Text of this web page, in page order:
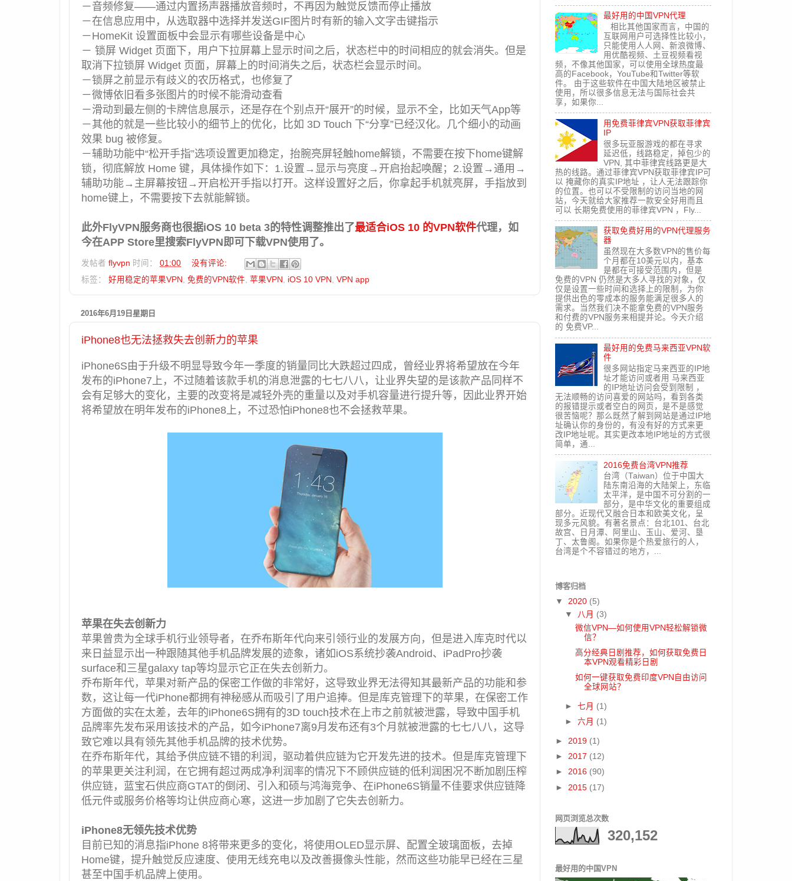
－音频修复——通过内置扬声器播放音频时，不再因为触觉反馈而停止播放
－在信息应用中，从选取器中选择并发送GIF图片时有新的输入文字击键指示
－HomeKit 设置面板中会显示有哪些设备是中心
－ 锁屏 Widget 页面下，用户下拉屏幕上显示时间之后，状态栏中的时间相应的就会消失。但是
取消下拉锁屏 Widget 页面，屏幕上的时间消失之后，状态栏会显示时间。
－锁屏之前显示有歧义的农历格式，也修复了
－微博依旧看多张图片的时候不能滑动查看
－滑动到最左侧的卡牌信息展示，还是存在个别点开“展开”的时候，显示不全，比如天气App等
－其他的就是一些比较小的细节上的优化，比如 3D Touch 下“分享”已经汉化。几个细小的动画
效果 bug 被修复。
－辅助功能中“松开手指”选项设置更加稳定，抬腕亮屏轻触home解锁，不需要在按下home键解
锁，彻底解放 Home 键，具体操作如下：1.设置→显示与亮度→开启抬起唤醒；2.设置→通用→
辅助功能→主屏幕按钮→开启松开手指以打开。这样设置好之后，你拿起手机就亮屏，手指放到
home键上，不需要按下去就能解锁。
此外FlyVPN服务商也很据iOS 10 beta 3的特性调整推出了最适合iOS 10 的VPN软件代理，如
今在APP Store里搜索FlyVPN即可下载VPN使用了。
发帖者 flyvpn 时间： 01:00
没有评论:
标签： 好用稳定的苹果VPN 免费的VPN软件 苹果VPN iOS 10 VPN VPN app
2016年6月19日星期日
iPhone8也无法拯救失去创新力的苹果
iPhone6S由于升级不明显导致今年一季度的销量同比大跌超过四成，曾经业界将希望放在今年
发布的iPhone7上，不过随着该款手机的消息泄露的七七八八，让业界失望的是该款产品同样不
会有足够大的变化，主要的改变将是减轻外壳的重量以及对手机容量进行提升等，因此业界开始
将希望放在明年发布的iPhone8上，不过恐怕iPhone8也不会拯救苹果。
苹果在失去创新力
苹果曾贵为全球手机行业领导者，在乔布斯年代向来引领行业的发展方向，但是进入库克时代以
来日益显示出一种跟随其他手机品牌发展的迹象，诸如iOS系统抄袭Android、iPadPro抄袭
surface和三星galaxy tap等均显示它正在失去创新力。
乔布斯年代，苹果对新产品的保密工作做的非常好，这导致业界无法得知其最新产品的功能和参
数，这让每一代iPhone都拥有神秘感从而吸引了用户追捧。但是库克管理下的苹果，在保密工作
方面做的实在太差，去年的iPhone6S拥有的3D touch技术在上市之前就被泄露，导致中国手机
品牌率先发布采用该技术的产品，如今iPhone7离9月发布还有3个月就被泄露的七七八八，这导
致它难以具有领先其他手机品牌的技术优势。
在乔布斯年代，其给予供应链不错的利润，驱动着供应链为它开发先进的技术。但是库克管理下
的苹果更关注利润，在它拥有超过两成净利润率的情况下不顾供应链的低利润困况不断加剧压榨
供应链，蓝宝石供应商GTAT的倒闭、引入和硕与鸿海竞争、在iPhone6S销量不佳要求供应链降
低元件或服务价格等均让供应商心寒，这进一步加剧了它失去创新力。
iPhone8无领先技术优势
目前已知的消息指iPhone 8将带来更多的变化，将使用OLED显示屏、配置全玻璃面板，去掉
Home键，提升触觉反应速度、使用无线充电以及改善摄像头性能，然而这些功能早已经在三星
甚至中国手机品牌上使用。
最好用的中国VPN代理
相比其他国家而言，中国的
互联网用户可选择性比较小，
只能使用人人网、新浪微博、
用优酷视频、土豆视频看视
频，不像其他国家，可以使用全球热度最
高的Facebook，YouTube和Twitter等软
件。 由于这些软件在中国大陆地区被禁止
使用，所以很多信息无法与国际社会共
享，如果你...
用免费菲律宾VPN获取菲律宾
IP
很多玩亚服游戏的都在寻求
延迟低，线路稳定，掉包少的
VPN, 其中菲律宾线路更是大
热的线路。通过菲律宾VPN获取菲律宾IP可
以 掩藏你的真实IP地址 ，让人无法跟踪你
的位置。也可以不受限制的访问当地的网
站，今天就给大家推荐一款安全好用而且
可以 长期免费使用的菲律宾VPN ，Fly...
获取免费好用的VPN代理服务
器
虽然现在大多数VPN的售价每
个月都在10美元以内，基本
是都在可接受范围内，但是
免费的VPN 仍然是大多人寻找的对象，仅
仅是设置一些时间和选择上的限制，为你
提供出色的零成本的服务能满足很多人的
需求。当然我们决不能拿免费的VPN服务
和付费的VPN服务来相提并论。今天介绍
的 免费VP...
最好用的免费马来西亚VPN软
件
很多网站指定马来西亚的IP地
址才能访问或者用 马来西亚
的IP地址访问会受到限制 ，
无法顺畅的访问喜爱的网站吗，看到各类
的报错提示或者空白的网页，是不是感觉
很苦恼呢？那么既然了解到网站是通过IP地
址确认你的身份的，有没有好的方式来更
改IP地址呢。其实更改本地IP地址的方式很
简单，通...
2016免费台湾VPN推荐
台湾（Taiwan）位于中国大
陆东南沿海的大陆架上，东临
太平洋，是中国不可分割的一
部分，是中华文化的重要组成
部分。近现代又融合日本和欧美文化，呈
现多元风貌。有著名景点：台北101、台北
故宫、日月潭、阿里山、玉山、爱河、垦
丁、太鲁阁。如果你是个热爱旅行的人，
台湾是个不容错过的地方，...
博客归档
▼ 2020 (5)
▼ 八月 (3)
微信VPN—如何使用VPN轻松解锁微
信？
高分经典日剧推荐，如何获取免费日
本VPN观看精彩日剧
如何一键获取免费印度VPN自由访问
全球网站？
►七月 (1)
►六月 (1)
► 2019 (1)
► 2017 (12)
► 2016 (90)
► 2015 (17)
网页浏览总次数
320,152
最好用的中国VPN